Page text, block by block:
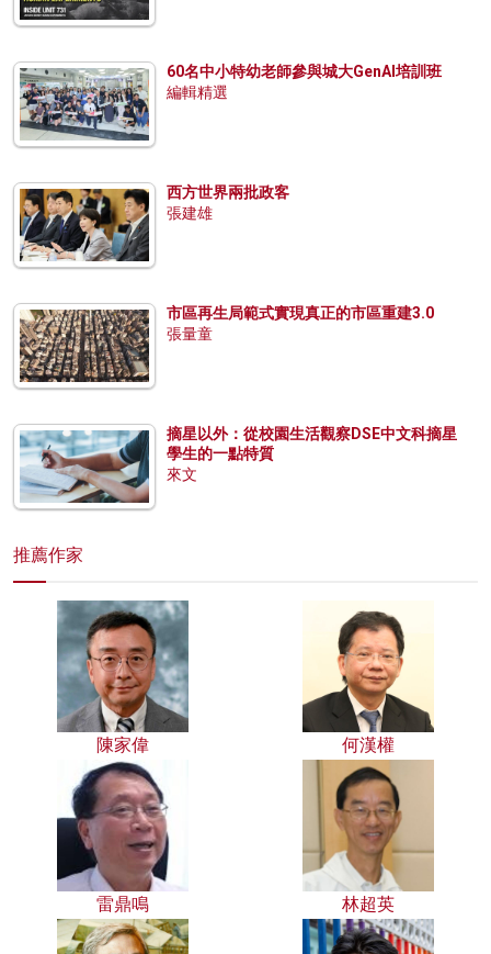
60名中小特幼老師參與城大GenAI培訓班
編輯精選
西方世界兩批政客
張建雄
市區再生局範式實現真正的市區重建3.0
張量童
摘星以外：從校園生活觀察DSE中文科摘星
學生的一點特質
來文
推薦作家
陳家偉 何漢權
雷鼎鳴 林超英